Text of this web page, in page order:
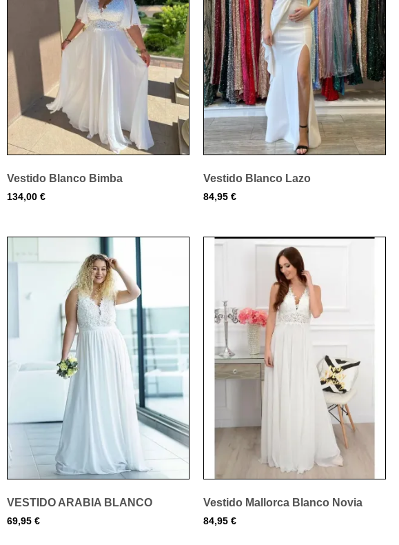
Vestido Blanco Bimba
134,00 €
Vestido Blanco Lazo
84,95 €
VESTIDO ARABIA BLANCO
69,95 €
Vestido Mallorca Blanco Novia
84,95 €